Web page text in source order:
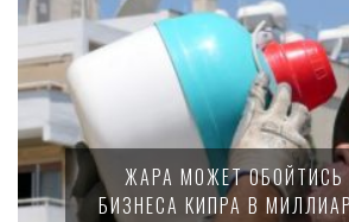
ЖАРА МОЖЕТ ОБОЙТИСЬ
БИЗНЕСА КИПРА В МИЛЛИАРДЫ